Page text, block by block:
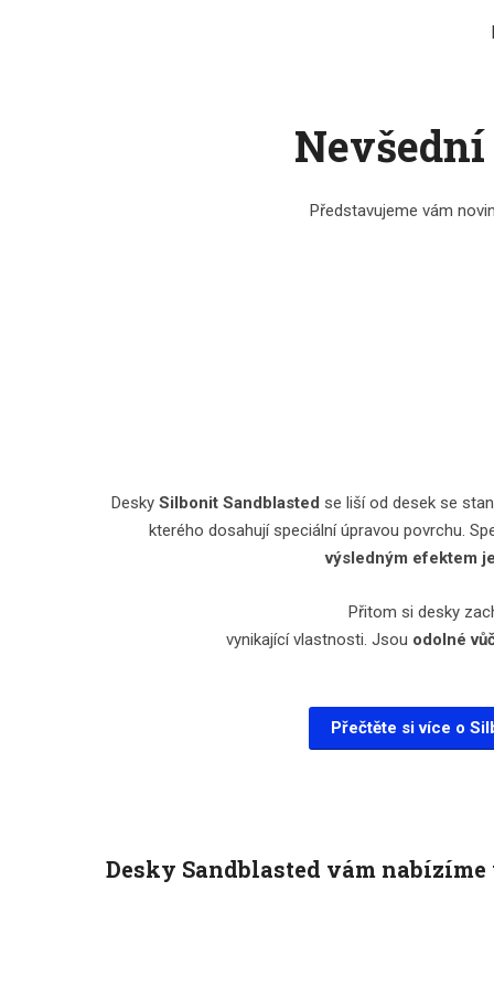
Představujeme vám
Desky Silbonit Sandblasted se liší od desek se
kterého dosahují speciální úpravou povrchu.
výsledným efektem
Přitom si desky
vynikající vlastnosti. Jsou odolné
Přečtěte si více o
Desky Sandblasted vám